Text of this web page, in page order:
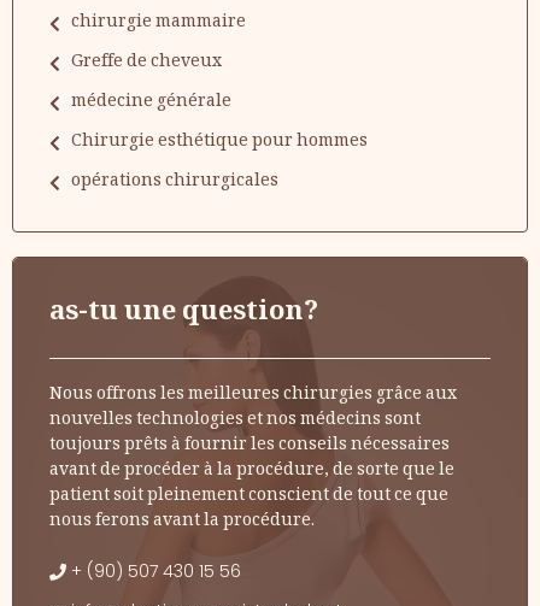
chirurgie mammaire
Greffe de cheveux
médecine générale
Chirurgie esthétique pour hommes
opérations chirurgicales
as-tu une question?
Nous offrons les meilleures chirurgies grâce aux
nouvelles technologies et nos médecins sont
toujours prêts à fournir les conseils nécessaires
avant de procéder à la procédure, de sorte que le
patient soit pleinement conscient de tout ce que
nous ferons avant la procédure.
+ (90) 507 430 15 56